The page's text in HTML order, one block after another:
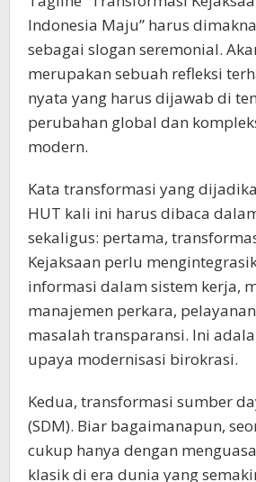
Indonesia Maju” harus
sebagai slogan seremonial.
merupakan sebuah refleksi
nyata yang harus dijawab di
perubahan global dan
modern.
Kata transformasi yang
HUT kali ini harus dibaca
sekaligus: pertama,
Kejaksaan perlu
informasi dalam sistem kerja,
manajemen perkara,
masalah transparansi. Ini
upaya modernisasi birokrasi.
Kedua, transformasi sumber
(SDM). Biar bagaimanapun,
cukup hanya dengan
klasik di era dunia yang